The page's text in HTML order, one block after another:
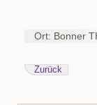
Ort: Bonner
Zurück